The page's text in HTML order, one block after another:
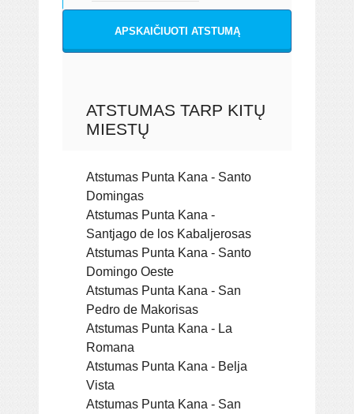
APSKAIČIUOTI ATSTUMĄ
ATSTUMAS TARP KITŲ
MIESTŲ
Atstumas Punta Kana - Santo
Domingas
Atstumas Punta Kana -
Santjago de los Kabaljerosas
Atstumas Punta Kana - Santo
Domingo Oeste
Atstumas Punta Kana - San
Pedro de Makorisas
Atstumas Punta Kana - La
Romana
Atstumas Punta Kana - Belja
Vista
Atstumas Punta Kana - San